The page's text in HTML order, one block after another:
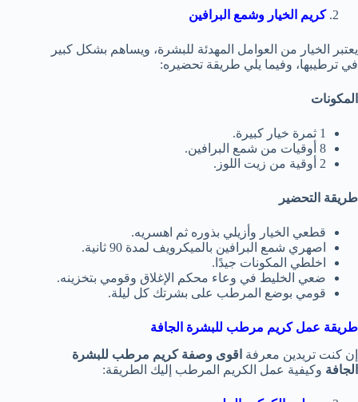
كريم الخيار وشمع البرافين
يعتبر الخيار من العوامل المهدئة للبشرة، ويساهم بشكل كبير
في ترطيبها، وفيما يلي طريقة تحضيره:
المكونات
1 ثمرة خيار كبيرة.
8 أوقيات من شمع البرافين.
2 أوقية من زيت اللوز.
طريقة التحضير
قطعي الخيار وأزيلي بذوره ثم اهسريه.
اصهري شمع البرافين بالميكرويف لمدة 90 ثانية.
اخلطي المكونات جيدًا.
ضعي الخليط في وعاء محكم الإغلاق وقومي بتخزينه.
قومي بوضع المرطب على بشرتك كل ليلة.
طريقة عمل كريم مرطب للبشرة الجافة
إن كنت تريدين معرفة اقوى وصفة كريم مرطب للبشرة
الجافة وكيفية عمل الكريم المرطب إليك الطريقة: